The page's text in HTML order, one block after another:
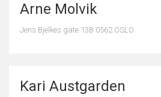
Arne Molvik
Jens Bjelkes gate 13B 0562 OSLO
Kari Austgarden